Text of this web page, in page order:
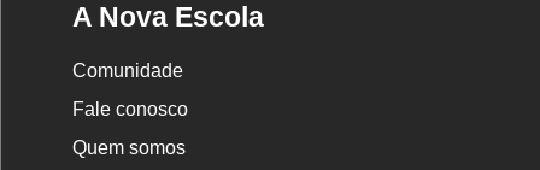
A Nova Escola
Comunidade
Fale conosco
Quem somos